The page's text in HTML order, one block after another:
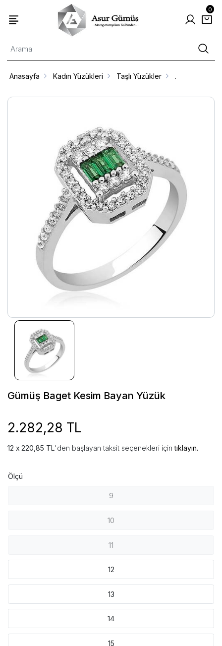
0
Anasayfa Kadın Yüzükleri Taşlı Yüzükler .
Gümüş Baget Kesim Bayan Yüzük
2.282,28 TL
220,85 TL'den başlayan taksit seçenekleri içintıklayın.
Ölçü
9
10
11
12
13
14
15